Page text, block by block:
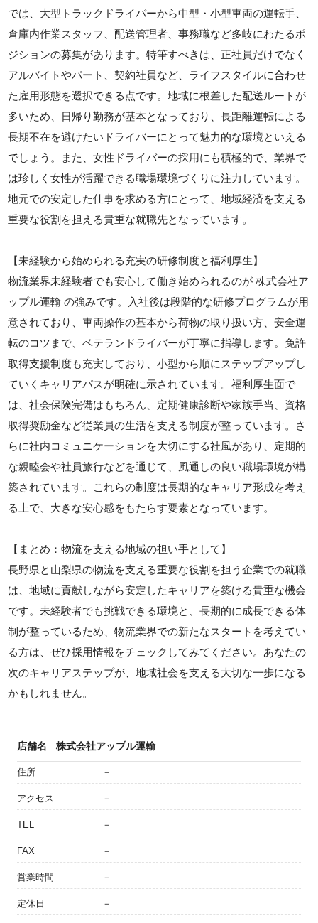
では、大型トラックドライバーから中型・小型車両の運転手、
倉庫内作業スタッフ、配送管理者、事務職など多岐にわたるポ
ジションの募集があります。特筆すべきは、正社員だけでなく
アルバイトやパート、契約社員など、ライフスタイルに合わせ
た雇用形態を選択できる点です。地域に根差した配送ルートが
多いため、日帰り勤務が基本となっており、長距離運転による
長期不在を避けたいドライバーにとって魅力的な環境といえる
でしょう。また、女性ドライバーの採用にも積極的で、業界で
は珍しく女性が活躍できる職場環境づくりに注力しています。
地元での安定した仕事を求める方にとって、地域経済を支える
重要な役割を担える貴重な就職先となっています。
【未経験から始められる充実の研修制度と福利厚生】
物流業界未経験者でも安心して働き始められるのが 株式会社ア
ップル運輸 の強みです。入社後は段階的な研修プログラムが用
意されており、車両操作の基本から荷物の取り扱い方、安全運
転のコツまで、ベテランドライバーが丁寧に指導します。免許
取得支援制度も充実しており、小型から順にステップアップし
ていくキャリアパスが明確に示されています。福利厚生面で
は、社会保険完備はもちろん、定期健康診断や家族手当、資格
取得奨励金など従業員の生活を支える制度が整っています。さ
らに社内コミュニケーションを大切にする社風があり、定期的
な親睦会や社員旅行などを通じて、風通しの良い職場環境が構
築されています。これらの制度は長期的なキャリア形成を考え
る上で、大きな安心感をもたらす要素となっています。
【まとめ：物流を支える地域の担い手として】
長野県と山梨県の物流を支える重要な役割を担う企業での就職
は、地域に貢献しながら安定したキャリアを築ける貴重な機会
です。未経験者でも挑戦できる環境と、長期的に成長できる体
制が整っているため、物流業界での新たなスタートを考えてい
る方は、ぜひ採用情報をチェックしてみてください。あなたの
次のキャリアステップが、地域社会を支える大切な一歩になる
かもしれません。
店舗名 株式会社アップル運輸
住所 －
アクセス －
TEL －
FAX －
営業時間 －
定休日 －